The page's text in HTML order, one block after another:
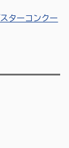
ターコンクー